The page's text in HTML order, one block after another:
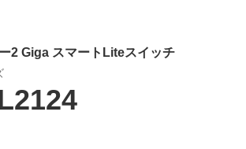
2 Giga スマートLiteスイッチ